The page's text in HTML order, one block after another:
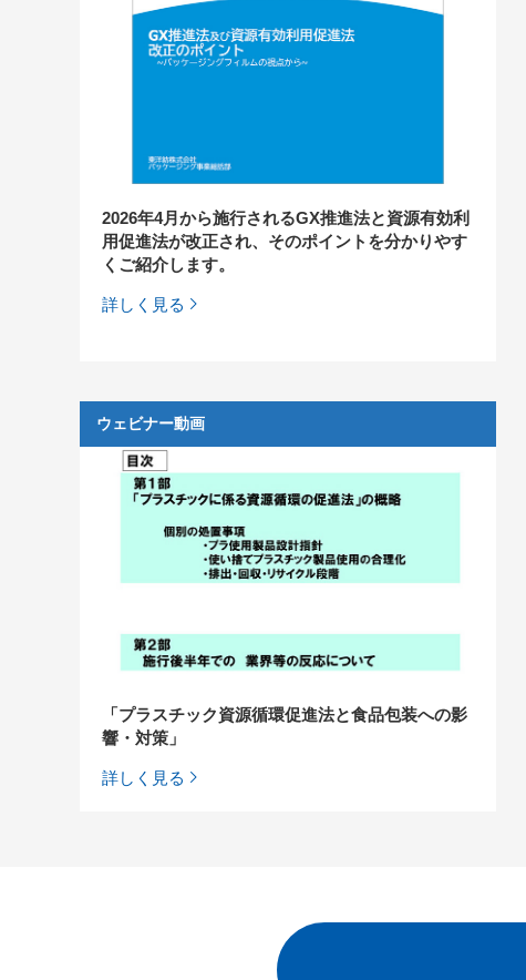
2026年4月から施行されるGX推進法と資源有効利
用促進法が改正され、そのポイントを分かりやす
くご紹介します。
詳しく見る
ウェビナー動画
「プラスチック資源循環促進法と食品包装への影
響・対策」
詳しく見る